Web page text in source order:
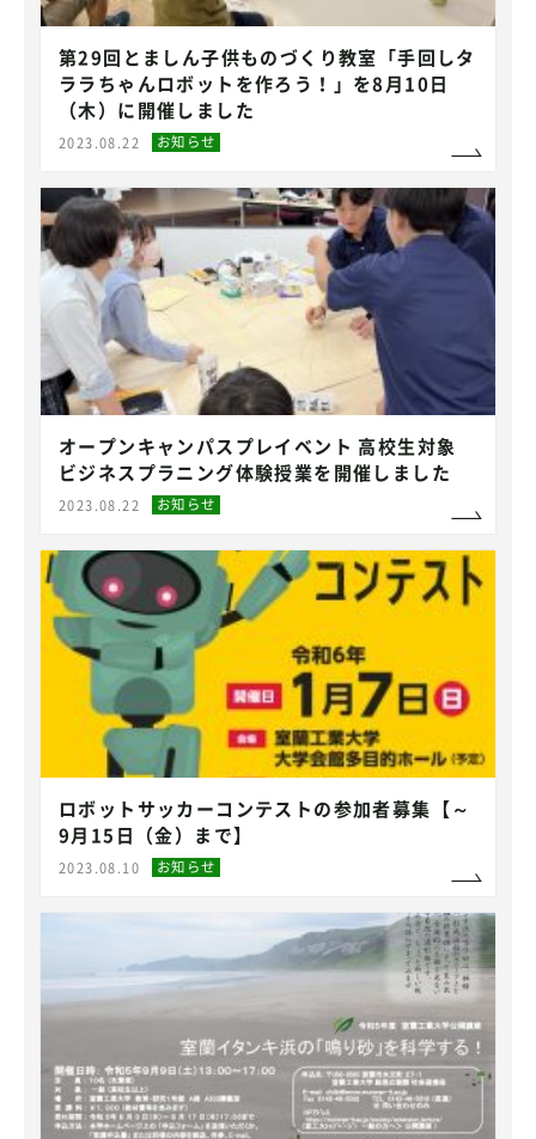
第29回とましん子供ものづくり教室「手回しタ
ララちゃんロボットを作ろう！」を8月10日
（木）に開催しました
2023.08.22 お知らせ
オープンキャンパスプレイベント 高校生対象
ビジネスプラニング体験授業を開催しました
2023.08.22 お知らせ
ロボットサッカーコンテストの参加者募集【～
9月15日（金）まで】
2023.08.10 お知らせ